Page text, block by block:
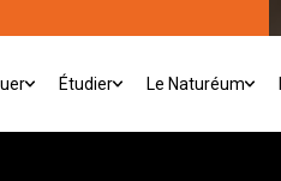
Étudier Le Naturéum